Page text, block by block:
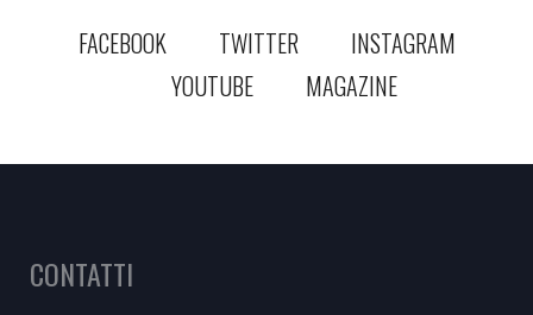
FACEBOOK TWITTER
INSTAGRAM
YOUTUBE
MAGAZINE
CONTATTI